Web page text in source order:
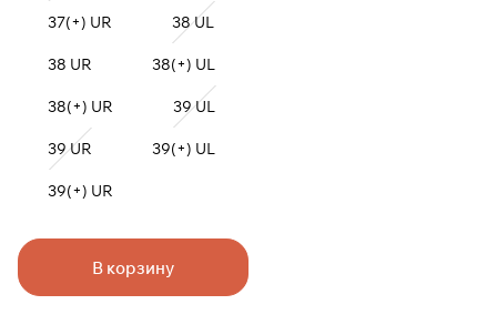
37(+) UR 38 UL
38 UR 38(+) UL
38(+) UR 39 UL
39 UR 39(+) UL
39(+) UR
В корзину